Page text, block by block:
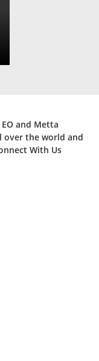
and Metta
over the world and
With Us